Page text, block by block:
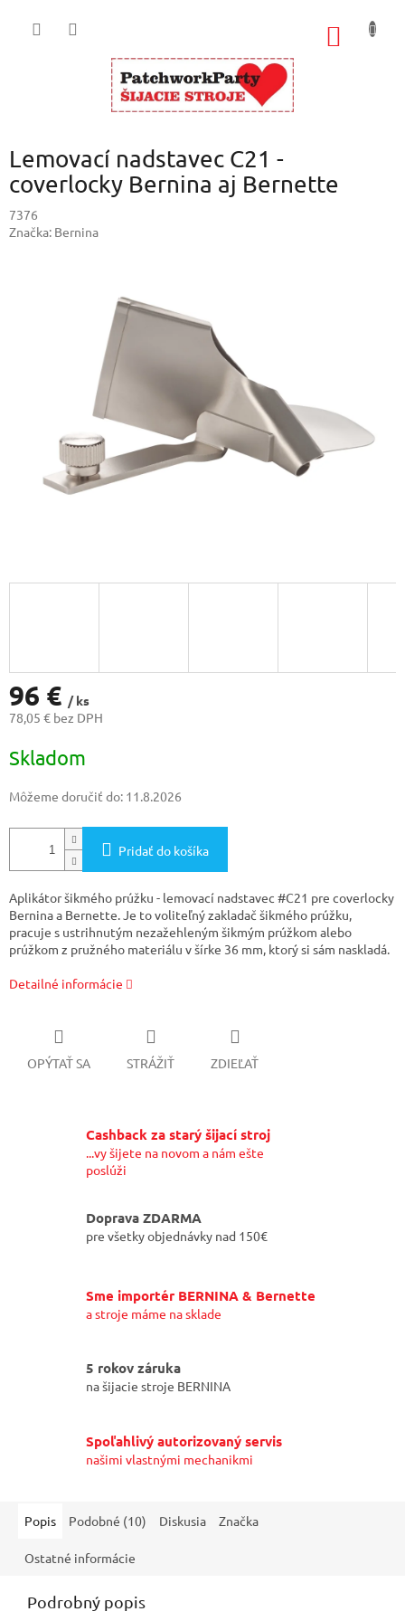
Lemovací nadstavec C21 -
coverlocky Bernina aj Bernette
7376
Značka: Bernina
96 € / ks
78,05 € bez DPH
cena:
Skladom
Môžeme doručiť do: 11.8.2026
Pridať do košíka
Aplikátor šikmého prúžku - lemovací nadstavec #C21 pre coverlocky
Bernina a Bernette. Je to voliteľný zakladač šikmého prúžku,
pracuje s ustrihnutým nezažehleným šikmým prúžkom alebo
prúžkom z pružného materiálu v šírke 36 mm, ktorý si sám naskladá.
Detailné informácie
OPÝTAŤ SA STRÁŽIŤ ZDIEĽAŤ
Cashback za starý šijací stroj
...vy šijete na novom a nám ešte
poslúži
Doprava ZDARMA
pre všetky objednávky nad 150€
Sme importér BERNINA & Bernette
a stroje máme na sklade
5 rokov záruka
na šijacie stroje BERNINA
Spoľahlivý autorizovaný servis
našimi vlastnými mechanikmi
Popis Podobné (10) Diskusia Značka
Ostatné informácie
Podrobný popis